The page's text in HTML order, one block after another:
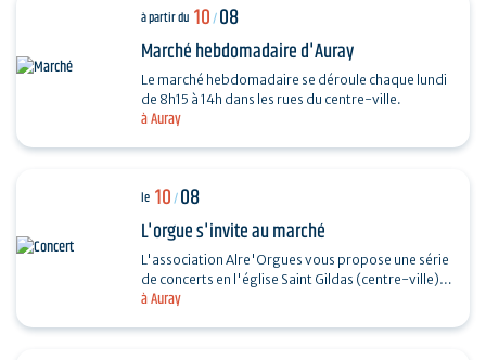
à Auray
à partir du 10/08
Marché hebdomadaire d'Auray
Le marché hebdomadaire se déroule chaque lundi
de 8h15 à 14h dans les rues du centre-ville.
à Auray
le 10/08
L'orgue s'invite au marché
L'association Alre'Orgues vous propose une série
de concerts en l'église Saint Gildas (centre-ville).